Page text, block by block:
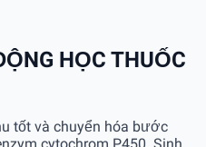
HỌC THUỐC
tốt và chuyển hóa bước